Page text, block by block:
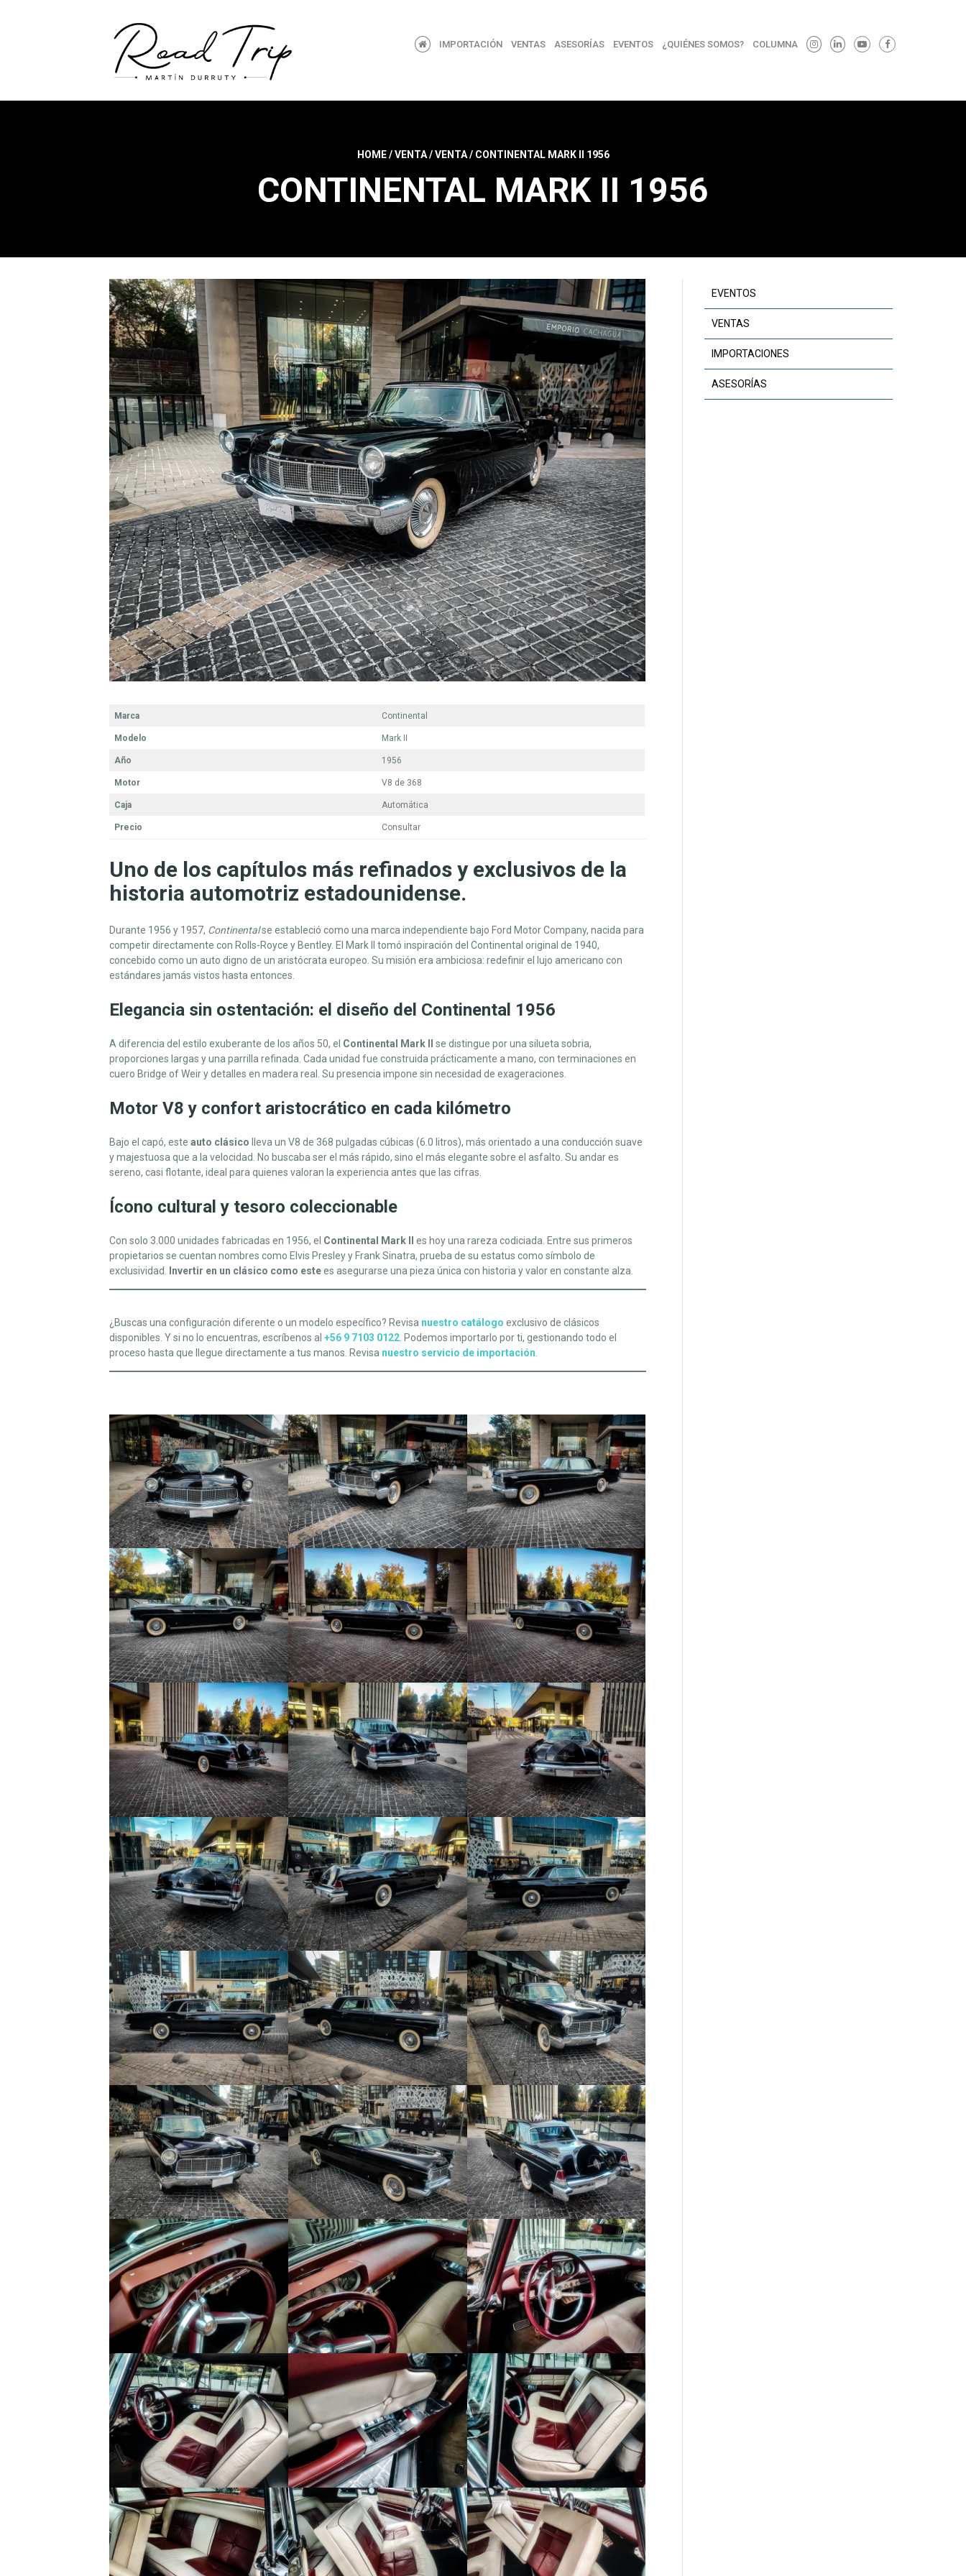
IMPORTACIÓN VENTAS ASESORÍAS EVENTOS ¿QUIÉNES SOMOS? COLUMNA
HOME / VENTA / VENTA / CONTINENTAL MARK II 1956
CONTINENTAL MARK II 1956
C
O
N
T
I
N
E
N
T
A
L
M
A
R
K
I
I
1
9
5
6
Marca Continental
Modelo Mark II
Año 1956
Motor V8 de 368
Caja Automática
Precio Consultar
Uno de los capítulos más refinados y exclusivos de la
historia automotriz estadounidense.
Durante 1956 y 1957, Continentalse estableció como una marca independiente bajo Ford Motor Company, nacida para
competir directamente con Rolls-Royce y Bentley. El Mark II tomó inspiración del Continental original de 1940,
concebido como un auto digno de un aristócrata europeo. Su misión era ambiciosa: redefinir el lujo americano con
estándares jamás vistos hasta entonces.
Elegancia sin ostentación: el diseño del Continental 1956
A diferencia del estilo exuberante de los años 50, el Continental Mark II
se distingue por una silueta sobria,
proporciones largas y una parrilla refinada. Cada unidad fue construida prácticamente a mano, con terminaciones en
cuero Bridge of Weir y detalles en madera real. Su presencia impone sin necesidad de exageraciones.
Motor V8 y confort aristocrático en cada kilómetro
Bajo el capó, este auto clásico lleva un V8 de 368 pulgadas cúbicas (6.0 litros), más orientado a una conducción suave
y majestuosa que a la velocidad. No buscaba ser el más rápido, sino el más elegante sobre el asfalto. Su andar es
sereno, casi flotante, ideal para quienes valoran la experiencia antes que las cifras.
Ícono cultural y tesoro coleccionable
Con solo 3.000 unidades fabricadas en 1956, el Continental Mark II
es hoy una rareza codiciada. Entre sus primeros
propietarios se cuentan nombres como Elvis Presley y Frank Sinatra, prueba de su estatus como símbolo de
exclusividad.
Invertir en un clásico como estees asegurarse una pieza única con historia y valor en constante alza.
¿Buscas una configuración diferente o un modelo específico? Revisa nuestro catálogo exclusivo de clásicos
disponibles. Y si no lo encuentras, escríbenos al +56 9 7103 0122 . Podemos importarlo por ti, gestionando todo el
proceso hasta que llegue directamente a tus manos. Revisa nuestro servicio de importación
EVENTOS
VENTAS
IMPORTACIONES
ASESORÍAS